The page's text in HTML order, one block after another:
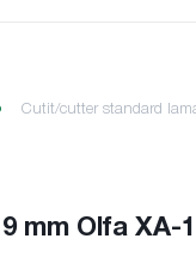
Cutit/cutter standard
Olfa XA-